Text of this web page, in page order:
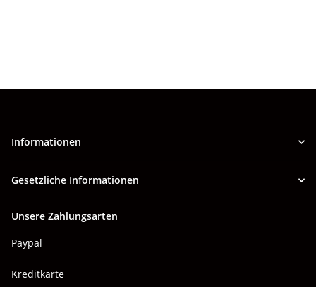
Informationen
Gesetzliche Informationen
Unsere Zahlungsarten
Paypal
Kreditkarte